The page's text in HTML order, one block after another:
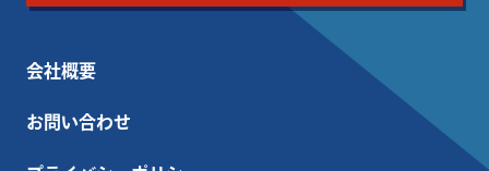
会社概要
お問い合わせ